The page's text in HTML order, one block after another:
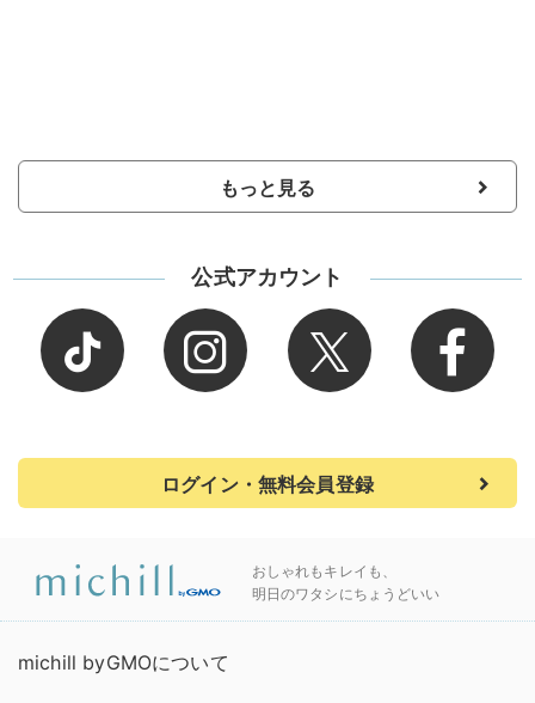
もっと見る
公式アカウント
ログイン・無料会員登録
おしゃれもキレイも、
明日のワタシにちょうどいい
michill byGMOについて